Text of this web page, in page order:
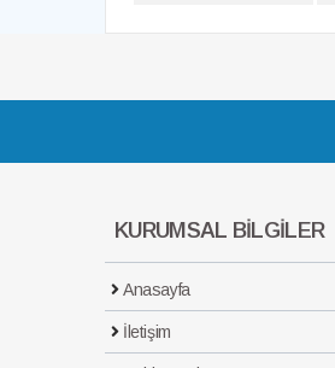
KURUMSAL BİLGİLER
Anasayfa
İletişim